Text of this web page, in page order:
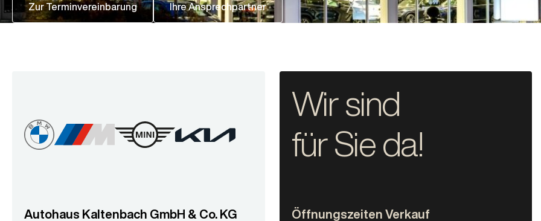
Zur Terminvereinbarung Ihre Ansprechpartner
Autohaus Kaltenbach GmbH & Co. KG
Wir sind
für Sie da!
Öffnungszeiten Verkauf